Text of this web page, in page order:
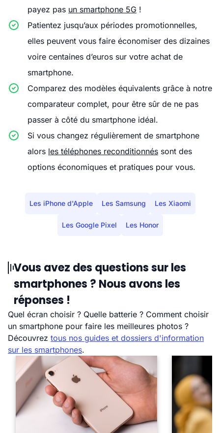
payez pas un smartphone 5G !
Patientez jusqu’aux périodes promotionnelles,
elles peuvent vous faire économiser des dizaines
voire centaines d’euros sur votre achat de
smartphone.
Comparez des modèles équivalents grâce à notre
comparateur complet, pour être sûr de ne pas
passer à côté du smartphone idéal.
Si vous changez régulièrement de smartphone
alors les téléphones reconditionnés sont des
options économiques et pratiques pour vous.
Les iPhone d'Apple Les Samsung Les Xiaomi
Les Google Pixel Les Honor
Vous avez des questions sur les
smartphones ? Nous avons les
réponses !
Quel écran choisir ? Quelle batterie ? Comment choisir
un smartphone pour faire les meilleures photos ?
Découvrez tous nos guides et dossiers d'information
sur les smartphones.